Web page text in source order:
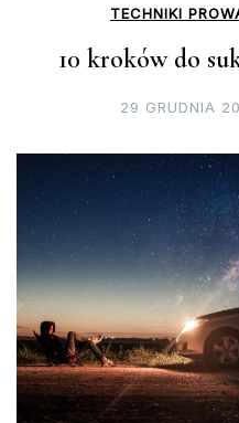
TECHNIKI
10 kroków do
29 GRUDNIA